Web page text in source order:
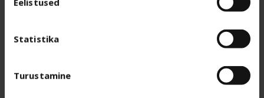
Statistika
Turustamine